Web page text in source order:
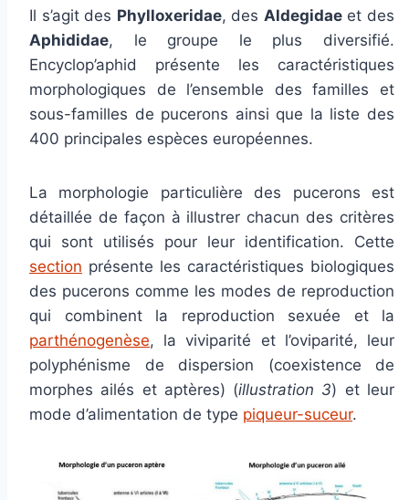
Il s’agit des Phylloxeridae, des Aldegidaeet des
Aphididae, le groupe le plus diversifié.
Encyclop’aphid présente les caractéristiques
morphologiques de l’ensemble des familles et
sous-familles de pucerons ainsi que la liste des
400 principales espèces européennes.
La morphologie particulière des pucerons est
détaillée de façon à illustrer chacun des critères
qui sont utilisés pour leur identification. Cette
section présente les caractéristiques biologiques
des pucerons comme les modes de reproduction
qui combinent la reproduction sexuée et la
parthénogenèse, la viviparité et l’oviparité, leur
polyphénisme de dispersion (coexistence de
morphes ailés et aptères) (illustration 3) et leur
mode d’alimentation de type piqueur-suceur.